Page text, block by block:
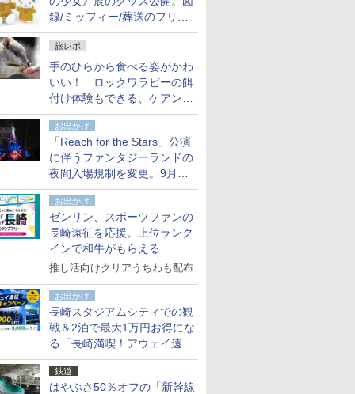
録/ミッフィー/葬送のフリー
レンほか、注目ブランドコラ
ボが実現
旅レポ
手のひらから食べる姿がかわ
いい！ ロックワラビーの餌
付け体験もできる、ケアンズ
でアサートン高原の日本語ガ
イド付きツアーに参加してみ
た
お出かけ
「Reach for the Stars」公演
に伴うファンタジーランドの
夜間入場規制を変更。9月か
ら18時50分～20時ごろに
お出かけ
ゼンリン、スポーツファンの
長崎遠征を応援。上位ランク
インで和牛がもらえる
「GO！GO！長崎スタンプラ
推し活向けクリアうちわも配布
お出かけ
長崎スタジアムシティでの観
戦＆2泊で最大1万円お得にな
る「長崎満喫！アウェイ遠征
応援キャンペーン」
鉄道
はやぶさ50％オフの「新幹線